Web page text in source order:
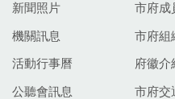
新聞照片
機關訊息
活動行事曆
公聽會訊息
市府成
市府組
府徽介
市府交